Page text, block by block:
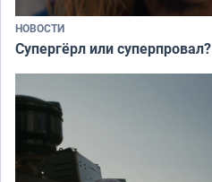
НОВОСТИ
Супергёрл или суперпровал?